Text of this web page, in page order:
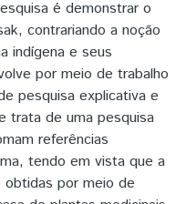
é demonstrar o
contrariando a noção
indígena e seus
por meio de trabalho
pesquisa explicativa e
trata de uma pesquisa
referências
tendo em vista que a
obtidas por meio de